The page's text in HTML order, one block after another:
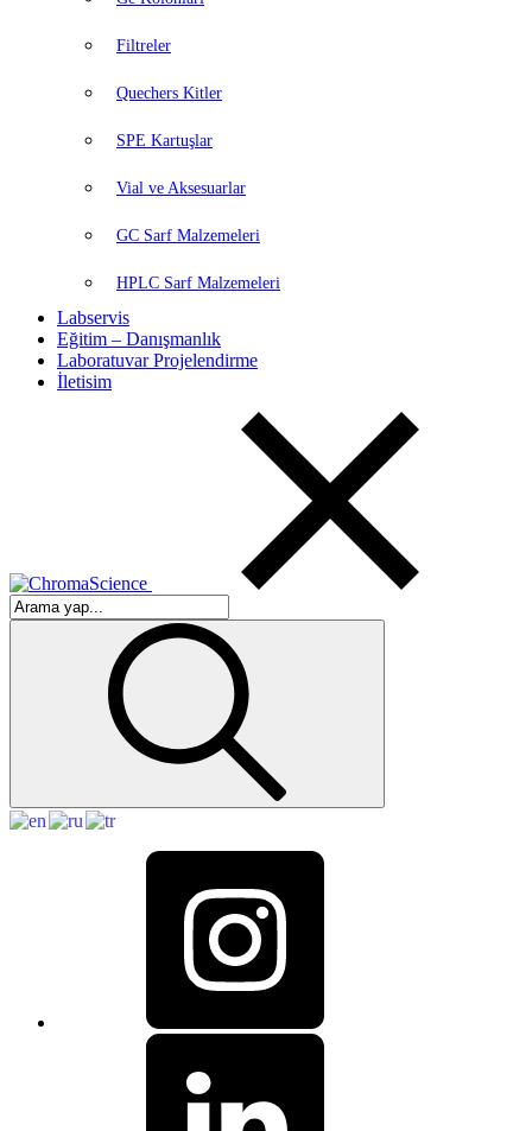
Filtreler
Quechers Kitler
SPE Kartuşlar
Vial ve Aksesuarlar
GC Sarf Malzemeleri
HPLC Sarf Malzemeleri
Labservis
Eğitim – Danışmanlık
Laboratuvar Projelendirme
İletisim